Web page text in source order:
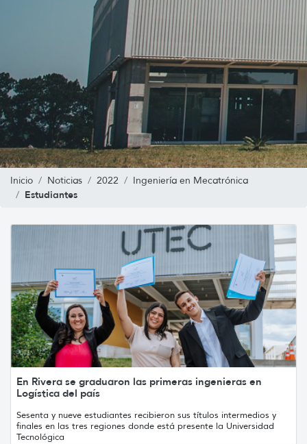
Inicio Noticias 2022 Ingeniería en Mecatrónica
Estudiantes
En Rivera se graduaron las primeras ingenieras en
Logística del país
Sesenta y nueve estudiantes recibieron sus títulos intermedios y
finales en las tres regiones donde está presente la Universidad
Tecnológica